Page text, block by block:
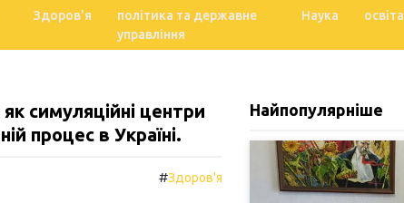
Здоров'я
політика та державне
управління
Наука освіта
симуляційні центри
процес в Україні.
#Здоров'я
Найпопулярніше